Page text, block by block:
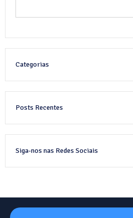
Categorias
Posts Recentes
Siga-nos nas Redes Sociais